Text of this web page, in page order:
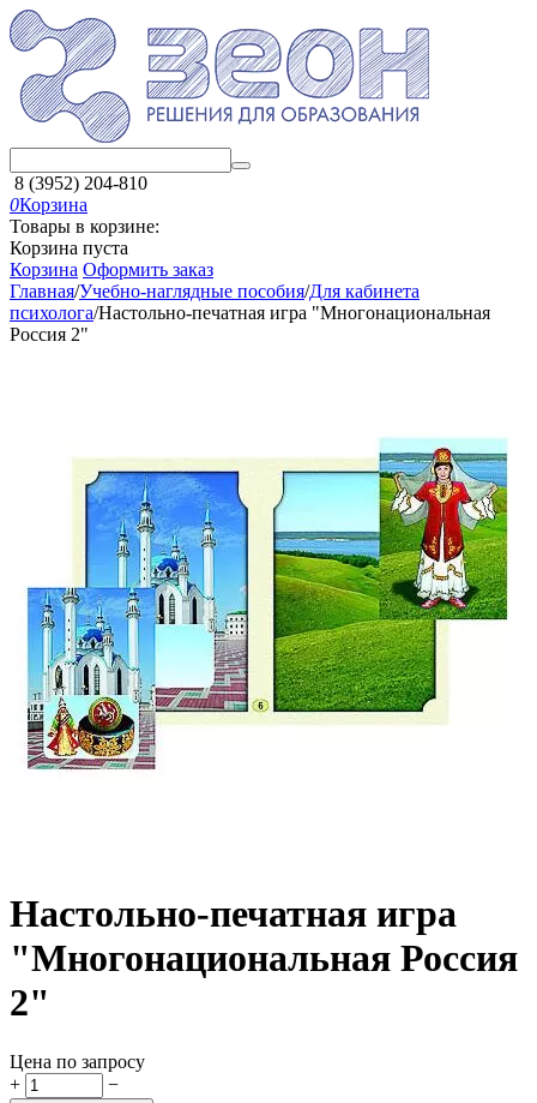
8 (3952) 204-810
0Корзина
Товары в корзине:
Корзина пуста
Корзина Оформить заказ
Главная/Учебно-наглядные пособия/Для кабинета
психолога/Настольно-печатная игра "Многонациональная
Россия 2"
Настольно-печатная игра
"Многонациональная Россия
2"
Цена по запросу
+
−